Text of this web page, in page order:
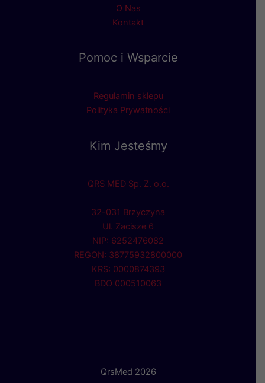
O Nas
Kontakt
Pomoc i Wsparcie
Regulamin sklepu
Polityka Prywatności
Kim Jesteśmy
QRS MED Sp. Z. o.o.
32-031 Brzyczyna
Ul. Zacisze 6
NIP: 6252476082
REGON: 38775932800000
KRS: 0000874393
BDO 000510063
QrsMed 2026